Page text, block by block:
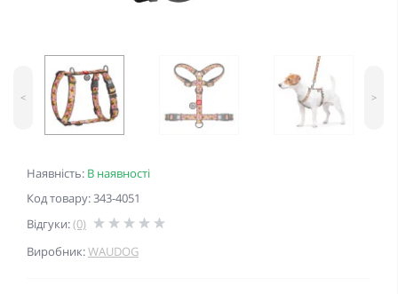
Наявність: В наявності
Код товару: 343-4051
Відгуки:(0)
Виробник:WAUDOG
< >